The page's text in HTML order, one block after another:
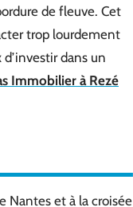
de fleuve. Cet
trop lourdement
dans un
Immobilier à Rezé
Nantes et à la croisée